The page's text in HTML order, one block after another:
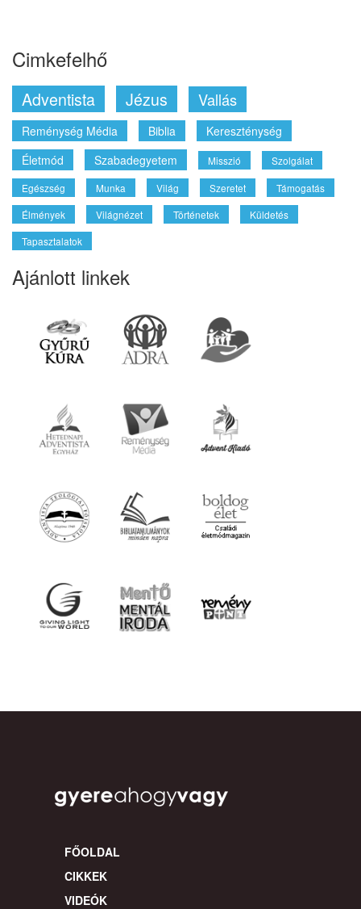
Cimkefelhő
Adventista Jézus Vallás
Reménység Média Biblia
Kereszténység
Életmód
Szabadegyetem Misszió
Szolgálat
Egészség
Munka Világ Szeretet
Támogatás
Élmények
Világnézet Történetek
Küldetés
Tapasztalatok
Ajánlott linkek
FŐOLDAL
CIKKEK
VIDEÓK